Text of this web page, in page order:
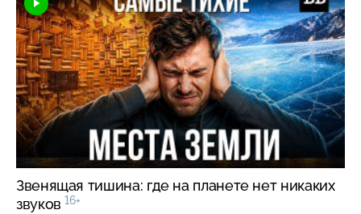
Звенящая тишина: где на планете нет никаких
звуков 16+